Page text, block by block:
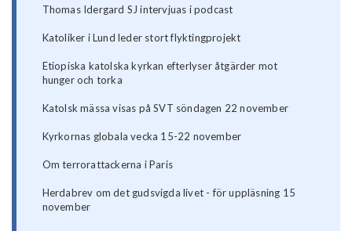
Thomas Idergard SJ intervjuas i podcast
Katoliker i Lund leder stort flyktingprojekt
Etiopiska katolska kyrkan efterlyser åtgärder mot
hunger och torka
Katolsk mässa visas på SVT söndagen 22 november
Kyrkornas globala vecka 15-22 november
Om terrorattackerna i Paris
Herdabrev om det gudsvigda livet - för uppläsning 15
november